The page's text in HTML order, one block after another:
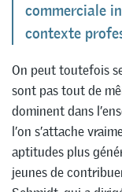
commerciale
contexte
On peut toutefois
sont pas tout de
dominent dans
l’on s’attache
aptitudes plus
jeunes de